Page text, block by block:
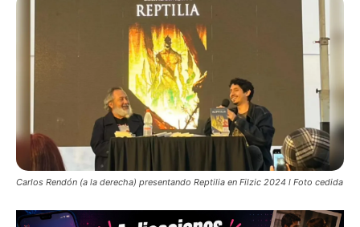
Carlos Rendón (a la derecha) presentando Reptilia en Filzic 2024 l Foto cedida